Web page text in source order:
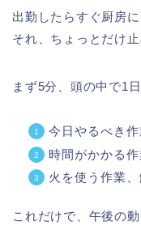
出勤したらすぐ厨房
それ、ちょっとだけ止
まず5分、頭の中で1
今日やるべき
時間がかかる
火を使う作業
これだけで、午後の